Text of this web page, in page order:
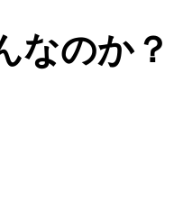
なのか？